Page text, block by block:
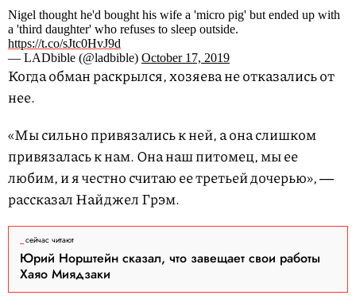
Nigel thought he'd bought his wife a 'micro pig' but ended up with
a 'third daughter' who refuses to sleep outside.
https://t.co/sJtc0HvJ9d
— LADbible (@ladbible) October 17, 2019
Когда обман раскрылся, хозяева не отказались от
нее.
«Мы сильно привязались к ней, а она слишком
привязалась к нам. Она наш питомец, мы ее
любим, и я честно считаю ее третьей дочерью», ―
рассказал Найджел Грэм.
сейчас читают
Юрий Норштейн сказал, что завещает свои работы
Хаяо Миядзаки